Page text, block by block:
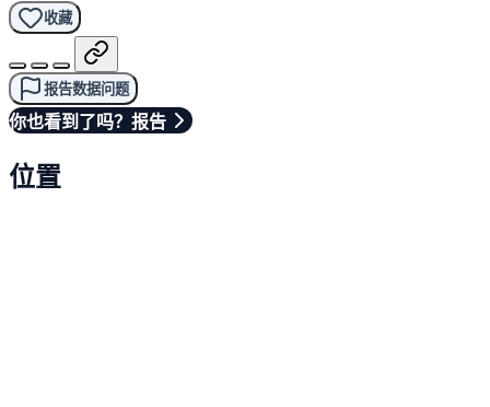
收藏
报告数据问题
你也看到了吗？报告
位置